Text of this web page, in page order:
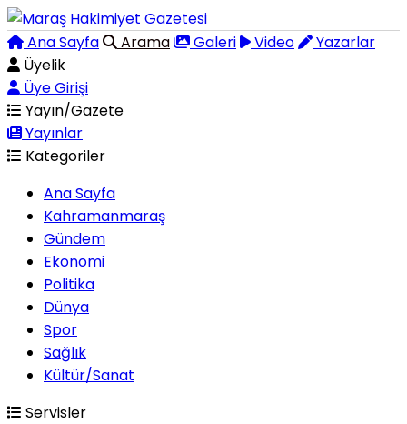
Ana Sayfa Arama Galeri Video
Yazarlar
Üyelik
Üye Girişi
Yayın/Gazete
Yayınlar
Kategoriler
Ana Sayfa
Kahramanmaraş
Gündem
Ekonomi
Politika
Dünya
Spor
Sağlık
Kültür/Sanat
Servisler